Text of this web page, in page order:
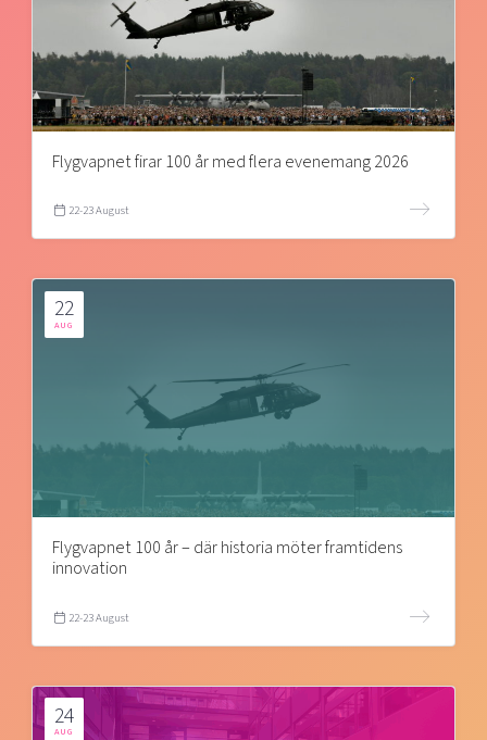
Flygvapnet firar 100 år med flera evenemang 2026
22-23 August
22
AUG
Flygvapnet 100 år – där historia möter framtidens
innovation
22-23 August
24
AUG